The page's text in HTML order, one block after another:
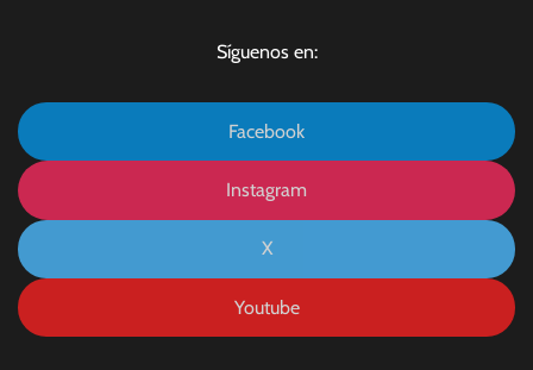
Síguenos en:
Facebook
Instagram
X
Youtube